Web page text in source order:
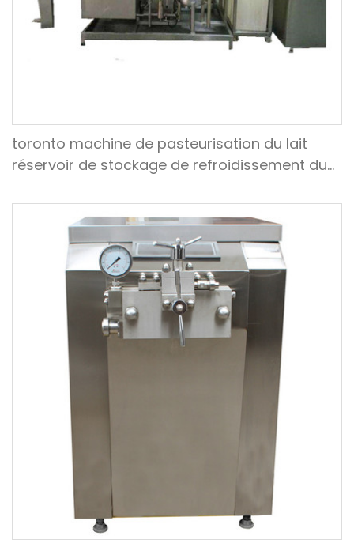
toronto machine de pasteurisation du lait
réservoir de stockage de refroidissement du